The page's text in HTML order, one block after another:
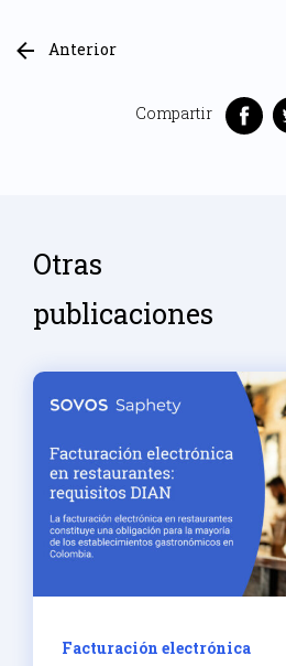
Anterior
Compartir
Otras
publicaciones
Facturación electrónica